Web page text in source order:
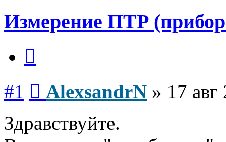
Измерение ПТР
#1 AlexsandrN » 17
Здравствуйте.